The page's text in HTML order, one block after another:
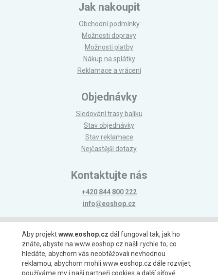
Jak nakoupit
Obchodní podmínky
Možnosti dopravy
Možnosti platby
Nákup na splátky
Reklamace a vrácení
Objednávky
Sledování trasy balíku
Stav objednávky
Stav reklamace
Nejčastější dotazy
Kontaktujte nás
+420 844 800 222
info@eoshop.cz
Možnosti platby
Aby projektwww.eoshop.cz dál fungoval tak, jak ho
znáte, abyste na www.eoshop.cz našli rychle to, co
hledáte, abychom vás neobtěžovali nevhodnou
reklamou, abychom mohli www.eoshop.cz dále rozvíjet,
používáme my i naši partneři cookies a další síťové